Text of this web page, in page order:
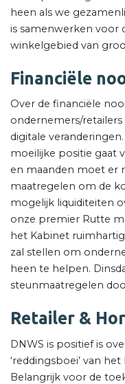
heen als we
is samenwerken voor
winkelgebied van
Financiële
Over de financiële
ondernemers/
digitale
moeilijke positie gaat
en maanden moet er
maatregelen om de
mogelijk liquiditeiten
onze premier Rutte
het Kabinet
zal stellen om
heen te helpen.
steunmaatregelen
Retailer &
DNWS is positief is
‘reddingsboei’ van
Belangrijk voor de